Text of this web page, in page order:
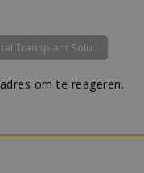
Transplant Solu...
om te reageren.